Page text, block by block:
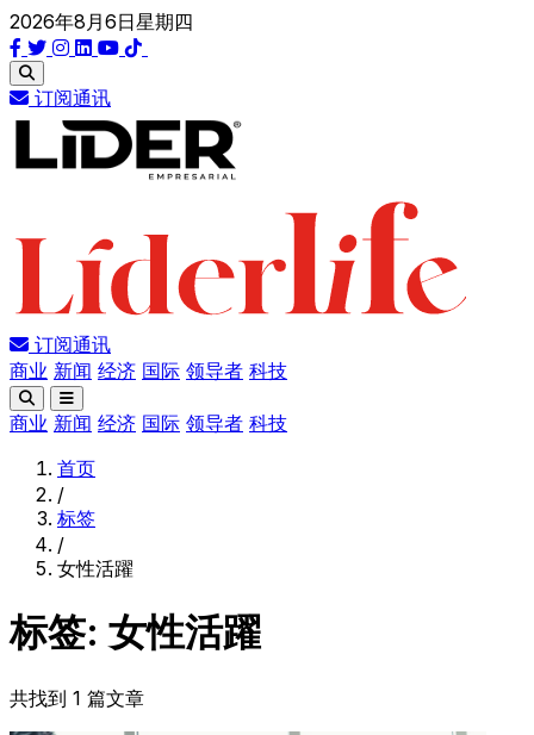
2026年8月6日星期四
订阅通讯
订阅通讯
商业 新闻 经济 国际 领导者 科技
商业 新闻 经济 国际 领导者 科技
首页
/
标签
/
女性活躍
标签: 女性活躍
共找到 1 篇文章